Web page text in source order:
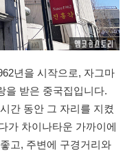
년을 시작으로, 자그마
을 받은 중국집입니다.
간 동안 그 자리를 지켰
가 차이나타운 가까이에
고, 주변에 구경거리와